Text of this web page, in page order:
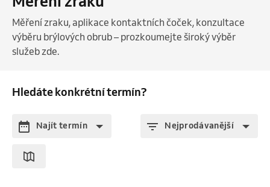
Měření zraku, aplikace kontaktních čoček, konzultace
výběru brýlových obrub – prozkoumejte široký výběr
služeb zde.
Hledáte konkrétní termín?
Najít termín Nejprodávanější